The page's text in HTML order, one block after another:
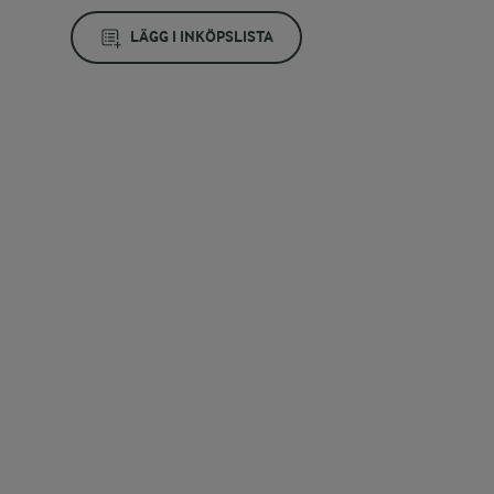
LÄGG I INKÖPSLISTA